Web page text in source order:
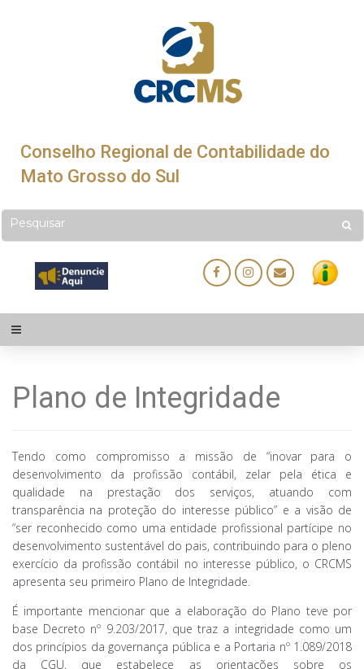
Conselho Regional de Contabilidade do
Mato Grosso do Sul
Plano de Integridade
Tendo como compromisso a missão de “inovar para o
desenvolvimento da profissão contábil, zelar pela ética e
qualidade na prestação dos serviços, atuando com
transparência na proteção do interesse público” e a visão de
“ser reconhecido como uma entidade profissional partícipe no
desenvolvimento sustentável do pais, contribuindo para o pleno
exercício da profissão contábil no interesse público, o CRCMS
apresenta seu primeiro Plano de Integridade.
É importante mencionar que a elaboração do Plano teve por
base Decreto nº 9.203/2017, que traz a integridade como um
dos princípios da governança pública e a Portaria nº 1.089/2018
da CGU, que estabelece as orientações sobre os